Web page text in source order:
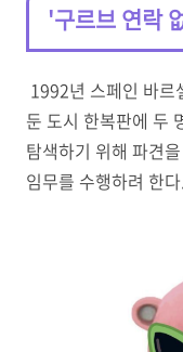
'구르브 연락
1992년 스페인 바
둔 도시 한복판에 두
탐색하기 위해 파견
임무를 수행하려 한다.